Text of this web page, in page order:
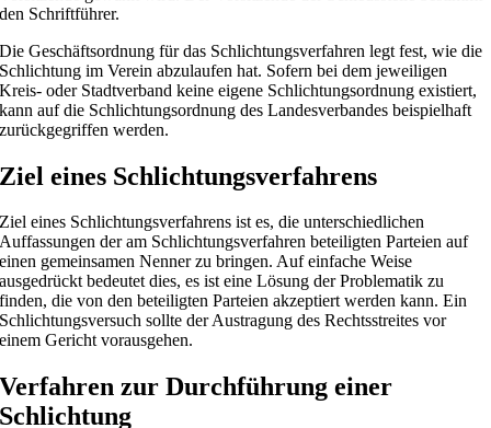
den Schriftführer.
Die Geschäftsordnung für das Schlichtungsverfahren legt fest, wie die
Schlichtung im Verein abzulaufen hat. Sofern bei dem jeweiligen
Kreis- oder Stadtverband keine eigene Schlichtungsordnung existiert,
kann auf die Schlichtungsordnung des Landesverbandes beispielhaft
zurückgegriffen werden.
Ziel eines Schlichtungsverfahrens
Ziel eines Schlichtungsverfahrens ist es, die unterschiedlichen
Auffassungen der am Schlichtungsverfahren beteiligten Parteien auf
einen gemeinsamen Nenner zu bringen. Auf einfache Weise
ausgedrückt bedeutet dies, es ist eine Lösung der Problematik zu
finden, die von den beteiligten Parteien akzeptiert werden kann. Ein
Schlichtungsversuch sollte der Austragung des Rechtsstreites vor
einem Gericht vorausgehen.
Verfahren zur Durchführung einer
Schlichtung